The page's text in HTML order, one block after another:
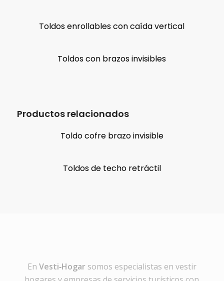
Toldos enrollables con caída vertical
Toldos con brazos invisibles
Productos relacionados
Toldo cofre brazo invisible
Toldos de techo retráctil
En Vesti‑Hogar somos especialistas en vestir